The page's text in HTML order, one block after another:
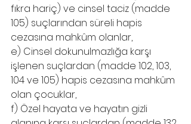
fıkra hariç) ve cinsel taciz (madde
105) suçlarından süreli hapis
cezasına mahkûm olanlar,
e) Cinsel dokunulmazlığa karşı
işlenen suçlardan (madde 102, 103,
104 ve 105) hapis cezasına mahkûm
olan çocuklar,
f) Özel hayata ve hayatın gizli